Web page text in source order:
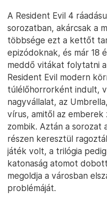
A Resident Evil 4
sorozatban, akárcsak a
többsége ezt a kettőt
epizódoknak, és már 18
meddő vitákat folytatni
Resident Evil modern
túlélőhorrorként indult,
nagyvállalat, az
vírus, amitől az
zombik. Aztán a sorozat
részen keresztül
játék volt, a trilógia
katonaság atomot
megoldja a városban
problémáját.